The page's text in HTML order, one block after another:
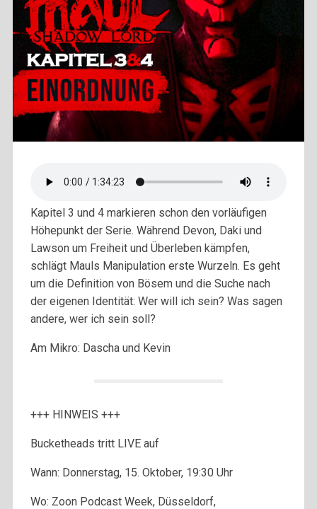
Kapitel 3 und 4 markieren schon den vorläufigen
Höhepunkt der Serie. Während Devon, Daki und
Lawson um Freiheit und Überleben kämpfen,
schlägt Mauls Manipulation erste Wurzeln. Es geht
um die Definition von Bösem und die Suche nach
der eigenen Identität: Wer will ich sein? Was sagen
andere, wer ich sein soll?
Am Mikro: Dascha und Kevin
+++ HINWEIS +++
Bucketheads tritt LIVE auf
Wann: Donnerstag, 15. Oktober, 19:30 Uhr
Wo: Zoon Podcast Week, Düsseldorf,